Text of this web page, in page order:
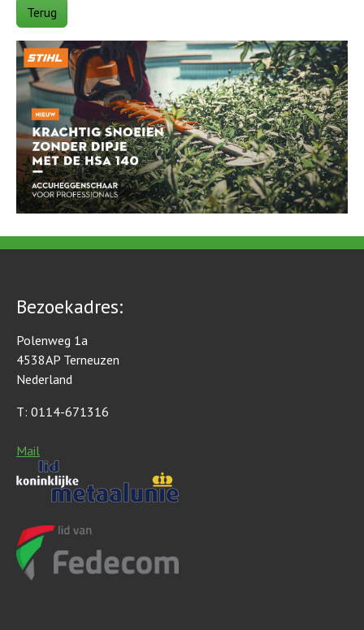
Terug
Bezoekadres:
Polenweg 1a
4538AP Terneuzen
Nederland
T: 0114-671316
Mail